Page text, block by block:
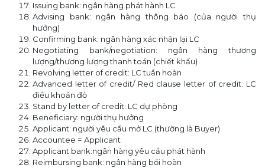
Issuing bank: ngân hàng phát hành LC
Advising bank: ngân hàng thông báo (của người thụ
hưởng)
Confirming bank: ngân hàng xác nhận lại LC
Negotiating bank/negotiation: ngân hàng thương
lượng/thương lượng thanh toán (chiết khấu)
Revolving letter of credit: LC tuần hoàn
Advanced letter of credit/ Red clause letter of credit: LC
điều khoản đỏ
Stand by letter of credit: LC dự phòng
Beneficiary: người thụ hưởng
Applicant: người yêu cầu mở LC (thường là Buyer)
Accountee = Applicant
Applicant bank:ngân hàng yêu cầu phát hành
Reimbursing bank: ngân hàng bồi hoàn